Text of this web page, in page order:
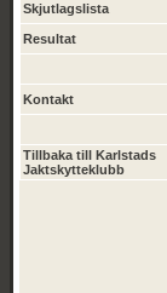
Skjutlagslista
Resultat
Kontakt
Tillbaka till Karlstads
Jaktskytteklubb